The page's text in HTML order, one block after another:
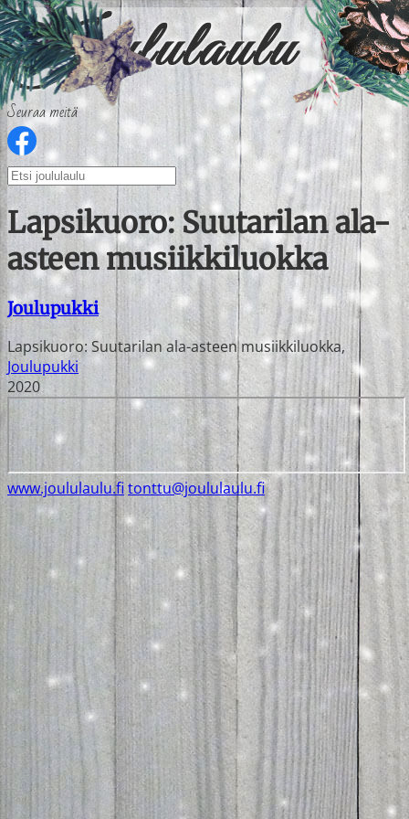
Seuraa meitä
Lapsikuoro: Suutarilan ala-
asteen musiikkiluokka
Joulupukki
Lapsikuoro: Suutarilan ala-asteen musiikkiluokka,
Joulupukki
2020
www.joululaulu.fitonttu@joululaulu.fi